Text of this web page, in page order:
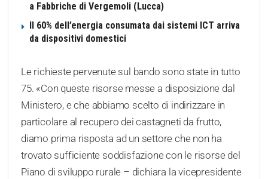
a Fabbriche di Vergemoli (Lucca)
Il 60% dell’energia consumata dai sistemi ICT arriva
da dispositivi domestici
Le richieste pervenute sul bando sono state in tutto
75. «Con queste risorse messe a disposizione dal
Ministero, e che abbiamo scelto di indirizzare in
particolare al recupero dei castagneti da frutto,
diamo prima risposta ad un settore che non ha
trovato sufficiente soddisfazione con le risorse del
Piano di sviluppo rurale – dichiara la vicepresidente